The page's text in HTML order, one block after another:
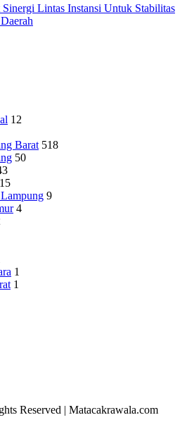
Lintas Instansi Untuk Stabilitas
12
Barat 518
50
15
9
4
1
1
Reserved | Matacakrawala.com